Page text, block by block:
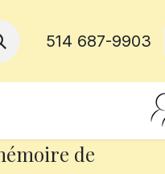
514 687-9903
de